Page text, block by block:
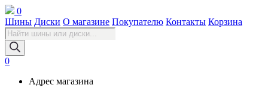
0
Шины Диски О магазине Покупателю Контакты Корзина
Поиск
товаров
0
Адрес магазина